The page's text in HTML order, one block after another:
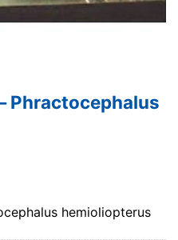
Phractocephalus
hemioliopterus